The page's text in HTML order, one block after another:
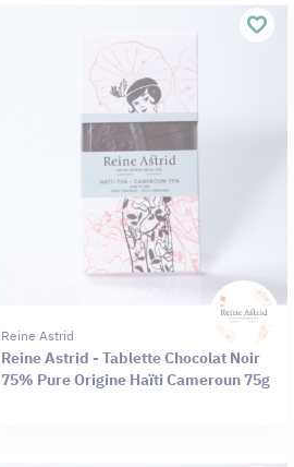
Reine Astrid
Reine Astrid - Tablette Chocolat Noir
75% Pure Origine Haïti Cameroun 75g